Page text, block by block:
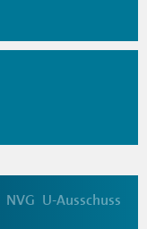
NVG U-Ausschuss